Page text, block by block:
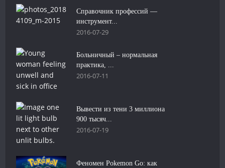
Справочник профессий —
инструмент...
2016-07-29
Больничный – нормальная
практика, ...
2016-07-11
Вывести из тени 3 миллиона
900 тысяч...
2016-07-19
Феномен Pokemon Go: как